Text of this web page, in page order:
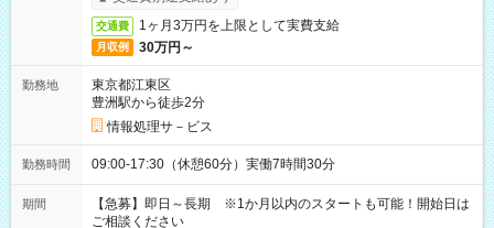
交通費 1ヶ月3万円を上限として実費支給
月収例 30万円～
勤務地
東京都江東区
豊洲駅から徒歩2分
情報処理サ－ビス
勤務時間 09:00-17:30（休憩60分）実働7時間30分
期間
【急募】即日～長期 ※1か月以内のスタートも可能！開始日は
ご相談ください